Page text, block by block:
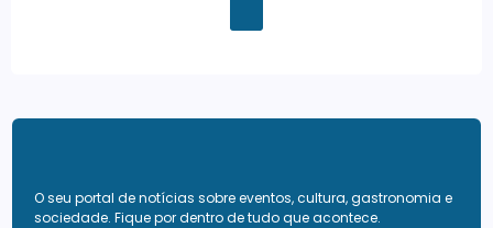
O seu portal de notícias sobre eventos, cultura, gastronomia e
sociedade. Fique por dentro de tudo que acontece.